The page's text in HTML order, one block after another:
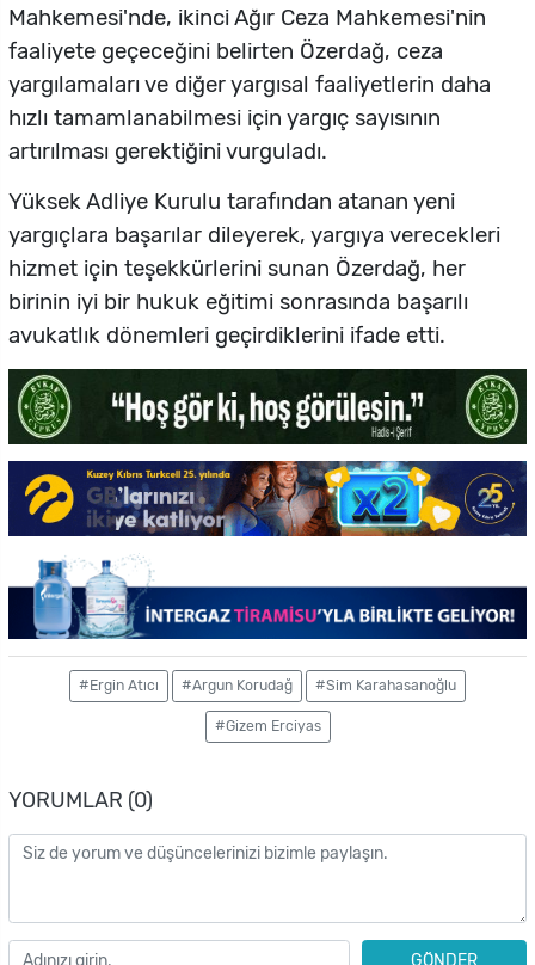
Mahkemesi'nde, ikinci Ağır Ceza Mahkemesi'nin
faaliyete geçeceğini belirten Özerdağ, ceza
yargılamaları ve diğer yargısal faaliyetlerin daha
hızlı tamamlanabilmesi için yargıç sayısının
artırılması gerektiğini vurguladı.
Yüksek Adliye Kurulu tarafından atanan yeni
yargıçlara başarılar dileyerek, yargıya verecekleri
hizmet için teşekkürlerini sunan Özerdağ, her
birinin iyi bir hukuk eğitimi sonrasında başarılı
avukatlık dönemleri geçirdiklerini ifade etti.
#Ergin Atıcı #Argun Korudağ #Sim Karahasanoğlu
#Gizem Erciyas
YORUMLAR (0)
GÖNDER